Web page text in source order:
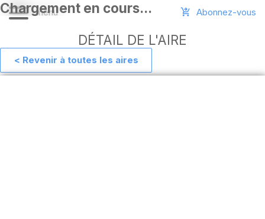
Aide
Abonnez-vous
DÉTAIL DE L'AIRE
< Revenir à toutes les aires